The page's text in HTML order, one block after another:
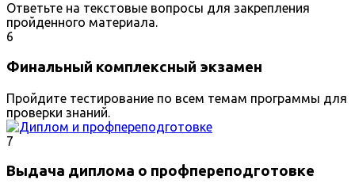
Ответьте на текстовые вопросы для закрепления
пройденного материала.
6
Финальный комплексный экзамен
Пройдите тестирование по всем темам программы для
проверки знаний.
7
Выдача диплома о профпереподготовке